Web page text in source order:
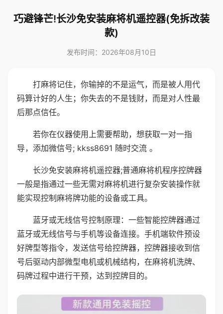
巧避锋芒!长沙免安装麻将机遥控器(免拆改装
款)
发布时间：2026年08月10日
打麻将记住，你输掉的不是运气，而是被人用代
码算计好的人生；你失去的不是钱财，而是对人性最
后那点信任。
若你在仪器使用上需要帮助，想获取一对一指
导，添加微信号; kkss8691 随时交流 。
长沙免安装麻将机遥控器;普通麻将机程序控牌器
一般是指通过一些无需对麻将机进行复杂安装操作就
能实现控制麻将牌功能的设备或工具。
蓝牙或无线信号控制原理：一些智能控牌器通过
蓝牙或无线信号与手机等设备连接。手机端软件预设
好牌型等指令，发送信号给控牌器，控牌器接收到信
号后驱动内部微型电机或机械结构，在麻将机洗牌、
码牌过程中进行干预，达到控牌目的。